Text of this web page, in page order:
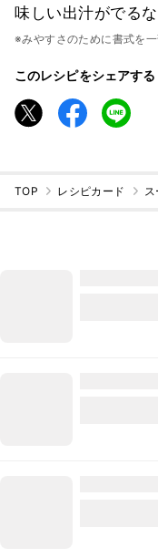
味しい出汁がでる
※みやすさのために書式を一
このレシピをシェアする
TOP レシピカード